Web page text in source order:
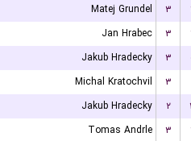
Matej Grundel
۳
Jan Hrabec
۳
Jakub Hradecky
۳
Michal Kratochvil
۳
Jakub Hradecky
۲
Tomas Andrle
۳